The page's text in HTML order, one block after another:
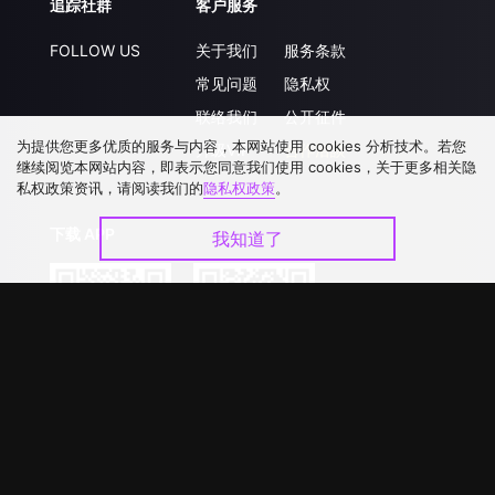
追踪社群
FOLLOW US
客户服务
关于我们
常见问题
联络我们
升级VIP
服务条款
隐私权
公开征件
合作洽談
为提供您更多优质的服务与内容，本网站使用 cookies 分析技术。若您
继续阅览本网站内容，即表示您同意我们使用 cookies，关于更多相关隐
私权政策资讯，请阅读我们的隐私权政策。
我知道了